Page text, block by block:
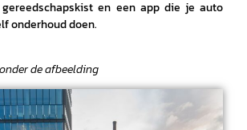
en een app die je auto
onderhoud doen.
de afbeelding